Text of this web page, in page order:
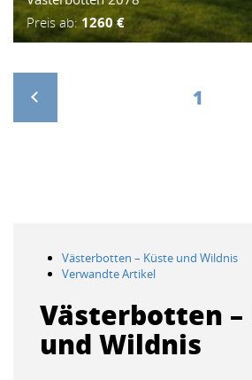
Preis ab:1260 €
1
Västerbotten – Küste und Wildnis
Verwandte Artikel
Västerbotten –
und Wildnis